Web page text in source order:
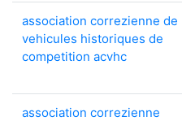
association correzienne de
vehicules historiques de
competition acvhc
association correzienne